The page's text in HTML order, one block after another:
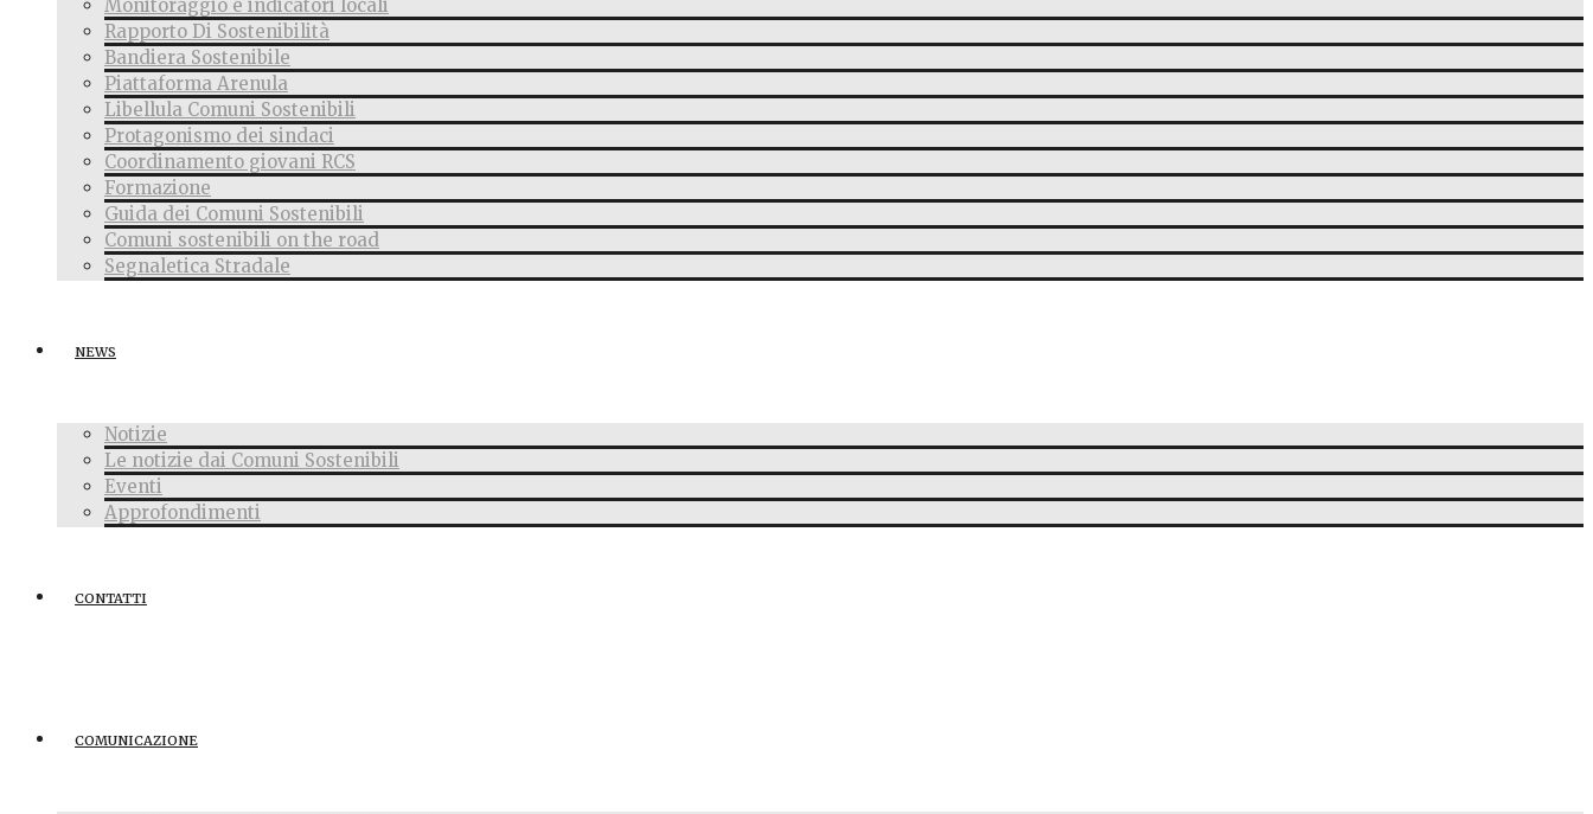
Monitoraggio e indicatori locali
Rapporto Di Sostenibilità
Bandiera Sostenibile
Piattaforma Arenula
Libellula Comuni Sostenibili
Protagonismo dei sindaci
Coordinamento giovani RCS
Formazione
Guida dei Comuni Sostenibili
Comuni sostenibili on the road
Segnaletica Stradale
NEWS
Notizie
Le notizie dai Comuni Sostenibili
Eventi
Approfondimenti
CONTATTI
COMUNICAZIONE